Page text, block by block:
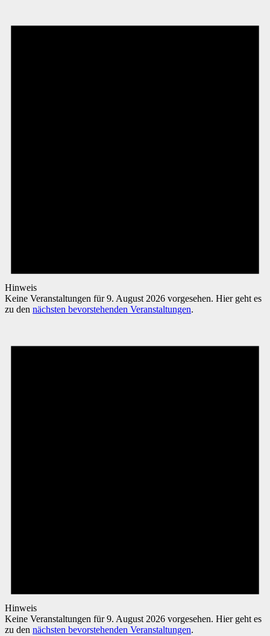
Hinweis
Keine Veranstaltungen für 9. August 2026 vorgesehen. Hier geht es
zu den nächsten bevorstehenden Veranstaltungen.
Hinweis
Keine Veranstaltungen für 9. August 2026 vorgesehen. Hier geht es
zu den nächsten bevorstehenden Veranstaltungen.